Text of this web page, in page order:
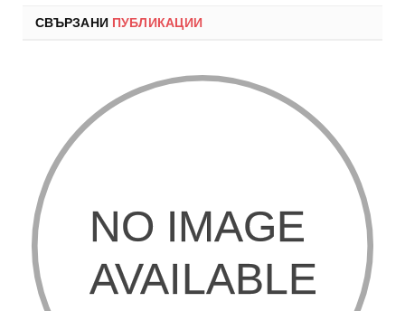
СВЪРЗАНИ ПУБЛИКАЦИИ